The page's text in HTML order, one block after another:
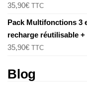
35,90€ TTC
Pack Multifonctions 3
recharge réutilisable
35,90€ TTC
Blog